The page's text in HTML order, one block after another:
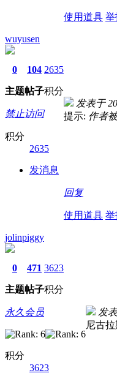
使用道具 举
wuyusen
0
主题
104
帖子
2635
积分
禁止访问
积分
2635
发消息
发表于
提示: 作者
回复
使用道具 举
jolinpiggy
0
主题
471
帖子
3623
积分
永久会员
积分
3623
发
尼古